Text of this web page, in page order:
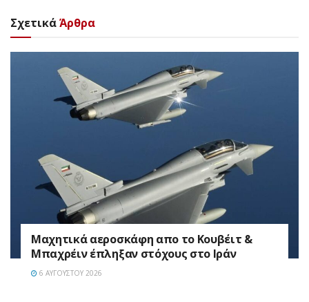
ΣχετικάΆρθρα
Mαχητικά αεροσκάφη απο το Κουβέιτ &
Μπαχρέιν έπληξαν στόχους στο Ιράν
6 ΑΥΓΟΎΣΤΟΥ 2026